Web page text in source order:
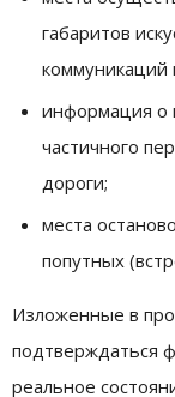
габаритов
коммуникаций
информация о
частичного
дороги;
места
попутных
Изложенные в
подтверждаться
реальное